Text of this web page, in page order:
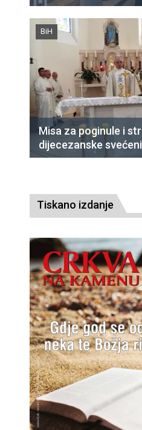
BiH
Misa za poginule i
dijecezanske
Tiskano izdanje